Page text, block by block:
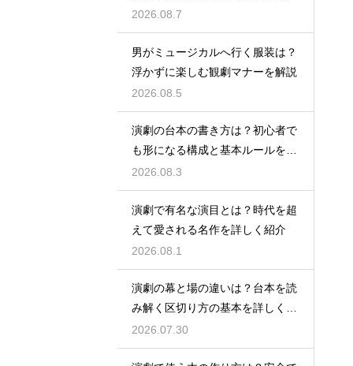
2026.08.7
男がミュージカルへ行く服装は？
浮かずに楽しむ観劇マナーを解説
2026.08.5
演劇の台本の書き方は？初心者で
も形になる構成と基本ルールを解
説
2026.08.3
演劇で有名な演目とは？時代を超
えて愛される名作を詳しく紹介
2026.08.1
演劇の幕と場の違いは？台本を読
み解く区切り方の基本を詳しく解
説
2026.07.30